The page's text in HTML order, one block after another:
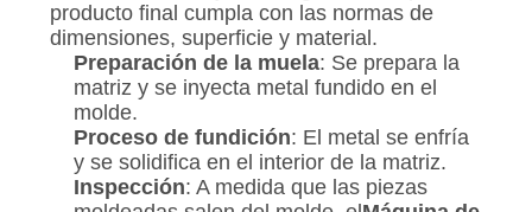
producto final cumpla con las normas de
dimensiones, superficie y material.
Preparación de la muela: Se prepara la
matriz y se inyecta metal fundido en el
molde.
Proceso de fundición: El metal se enfría
y se solidifica en el interior de la matriz.
Inspección: A medida que las piezas